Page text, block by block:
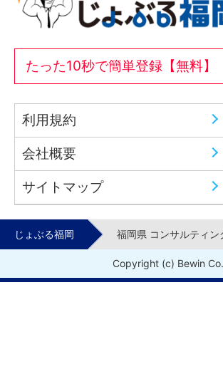
たった10秒で簡単登録【無料】
利用規約
会社概要
サイトマップ
じょぶる福岡 福岡県 コンサルティン
Copyright (c) Bewin